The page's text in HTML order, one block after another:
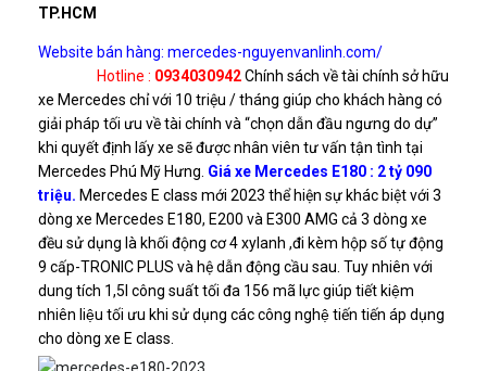
TP.HCM
Website bán hàng: mercedes-nguyenvanlinh.com/
Hotline : 0934030942Chính sách về tài chính sở hữu
xe Mercedes chỉ với 10 triệu / tháng giúp cho khách hàng có
giải pháp tối ưu về tài chính và “chọn dẫn đầu ngưng do dự”
khi quyết định lấy xe sẽ được nhân viên tư vấn tận tình tại
Mercedes Phú Mỹ Hưng. Giá xe Mercedes E180 : 2 tỷ 090
triệu. Mercedes E class mới 2023 thể hiện sự khác biệt với 3
dòng xe Mercedes E180, E200 và E300 AMG cả 3 dòng xe
đều sử dụng là khối động cơ 4 xylanh ,đi kèm hộp số tự động
9 cấp-TRONIC PLUS và hệ dẫn động cầu sau. Tuy nhiên với
dung tích 1,5l công suất tối đa 156 mã lực giúp tiết kiệm
nhiên liệu tối ưu khi sử dụng các công nghệ tiến tiến áp dụng
cho dòng xe E class.